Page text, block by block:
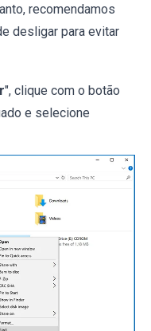
recomendamos
desligar para evitar
", clique com o botão
e selecione